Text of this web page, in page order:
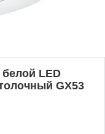
LED
GX53